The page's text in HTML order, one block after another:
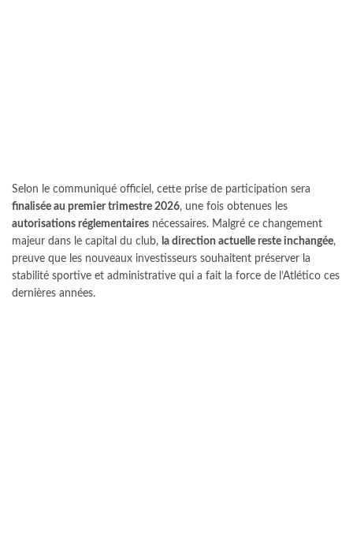
Selon le communiqué officiel, cette prise de participation sera
finalisée au premier trimestre 2026, une fois obtenues les
autorisations réglementaires nécessaires. Malgré ce changement
majeur dans le capital du club, la direction actuelle reste inchangée,
preuve que les nouveaux investisseurs souhaitent préserver la
stabilité sportive et administrative qui a fait la force de l’Atlético ces
dernières années.